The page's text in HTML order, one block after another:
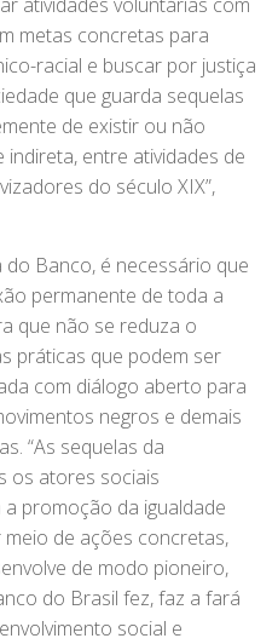
metas concretas para
racial e buscar por justiça
que guarda sequelas
de existir ou não
entre atividades de
do século XIX”,
Banco, é necessário que
permanente de toda a
que não se reduza o
práticas que podem ser
com diálogo aberto para
negros e demais
“As sequelas da
os atores sociais
promoção da igualdade
de ações concretas,
de modo pioneiro,
do Brasil fez, faz a fará
social e